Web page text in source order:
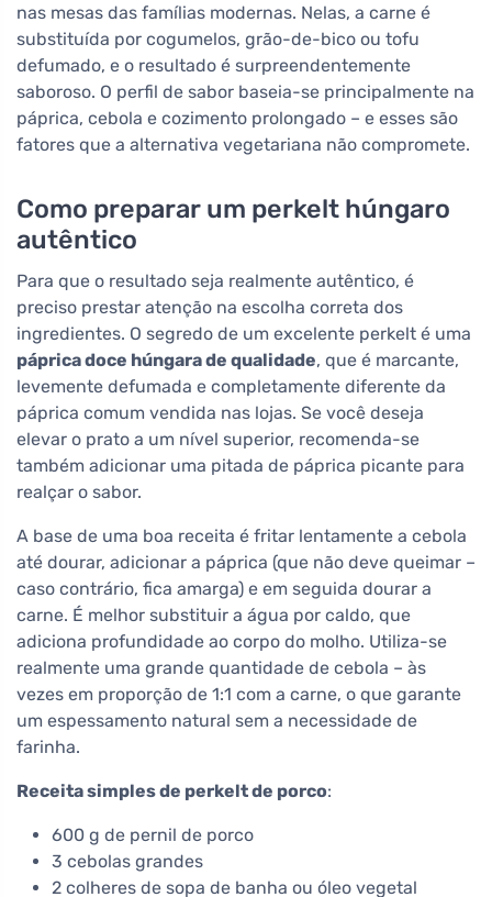
nas mesas das famílias modernas. Nelas, a carne é
substituída por cogumelos, grão-de-bico ou tofu
defumado, e o resultado é surpreendentemente
saboroso. O perfil de sabor baseia-se principalmente na
páprica, cebola e cozimento prolongado – e esses são
fatores que a alternativa vegetariana não compromete.
Como preparar um perkelt húngaro
autêntico
Para que o resultado seja realmente autêntico, é
preciso prestar atenção na escolha correta dos
ingredientes. O segredo de um excelente perkelt é uma
páprica doce húngara de qualidade, que é marcante,
levemente defumada e completamente diferente da
páprica comum vendida nas lojas. Se você deseja
elevar o prato a um nível superior, recomenda-se
também adicionar uma pitada de páprica picante para
realçar o sabor.
A base de uma boa receita é fritar lentamente a cebola
até dourar, adicionar a páprica (que não deve queimar –
caso contrário, fica amarga) e em seguida dourar a
carne. É melhor substituir a água por caldo, que
adiciona profundidade ao corpo do molho. Utiliza-se
realmente uma grande quantidade de cebola – às
vezes em proporção de 1:1 com a carne, o que garante
um espessamento natural sem a necessidade de
farinha.
Receita simples de perkelt de porco:
600 g de pernil de porco
3 cebolas grandes
2 colheres de sopa de banha ou óleo vegetal